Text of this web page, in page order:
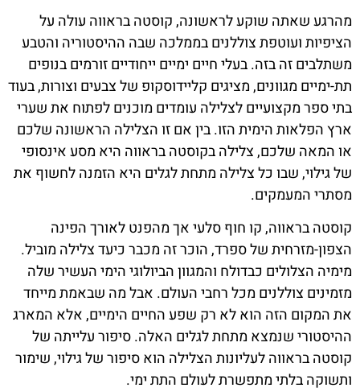
מהרגע שאתה שוקע לראשונה, קוסטה בראווה עולה על
הציפיות ועוטפת צוללנים בממלכה שבה ההיסטוריה והטבע
משתלבים זה בזה. בעלי חיים ימיים ייחודיים זורמים בנופים
תת-ימיים מגוונים, מציגים קליידוסקופ של צבעים וצורות, בעוד
בתי ספר מקצועיים לצלילה עומדים מוכנים לפתוח את שערי
ארץ הפלאות הימית הזו. בין אם זו הצלילה הראשונה שלכם
או המאה שלכם, צלילה בקוסטה בראווה היא מסע אינסופי
של גילוי, שבו כל צלילה מתחת לגלים היא הזמנה לחשוף את
מסתרי המעמקים.
קוסטה בראווה, קו חוף סלעי אך מהפנט לאורך הפינה
הצפון-מזרחית של ספרד, הוכר זה מכבר כיעד צלילה מוביל.
מימיה הצלולים כבדולח והמגוון הביולוגי הימי העשיר שלה
מזמינים צוללנים מכל רחבי העולם. אבל מה שבאמת מייחד
את המקום הזה הוא לא רק שפע החיים הימיים, אלא המארג
ההיסטורי שנמצא מתחת לגלים האלה. סיפור עלייתה של
קוסטה בראווה לעליונות הצלילה הוא סיפור של גילוי, שימור
ותשוקה בלתי מתפשרת לעולם התת ימי.